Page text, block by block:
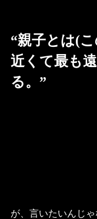
“親子とは(
近くて最も
る。”
が、言いたいんじゃ